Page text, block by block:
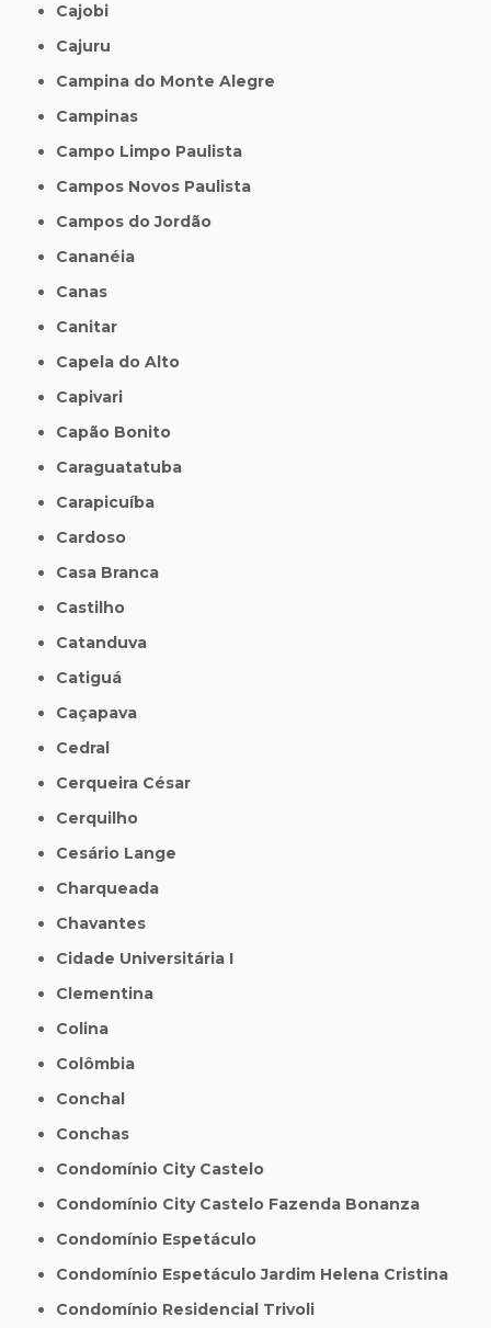
Cajobi
Cajuru
Campina do Monte Alegre
Campinas
Campo Limpo Paulista
Campos Novos Paulista
Campos do Jordão
Cananéia
Canas
Canitar
Capela do Alto
Capivari
Capão Bonito
Caraguatatuba
Carapicuíba
Cardoso
Casa Branca
Castilho
Catanduva
Catiguá
Caçapava
Cedral
Cerqueira César
Cerquilho
Cesário Lange
Charqueada
Chavantes
Cidade Universitária I
Clementina
Colina
Colômbia
Conchal
Conchas
Condomínio City Castelo
Condomínio City Castelo Fazenda Bonanza
Condomínio Espetáculo
Condomínio Espetáculo Jardim Helena Cristina
Condomínio Residencial Trivoli